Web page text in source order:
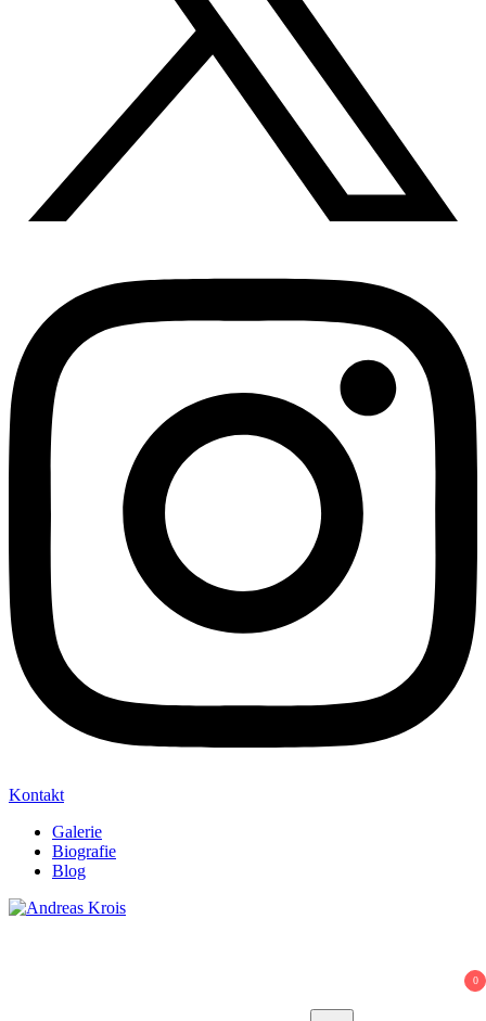
Kontakt
Galerie
Biografie
Blog
0